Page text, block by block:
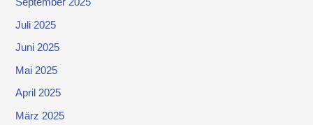
Juli 2025
Juni 2025
Mai 2025
April 2025
März 2025